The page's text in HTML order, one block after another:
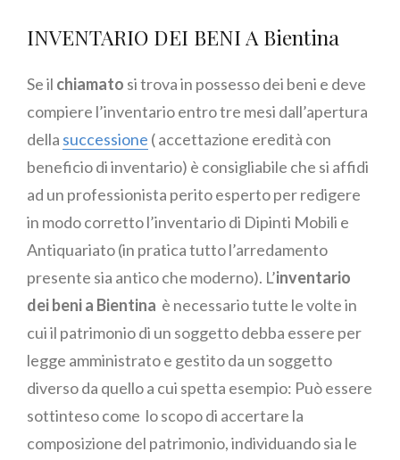
INVENTARIO DEI BENI A Bientina
Se il chiamato si trova in possesso dei beni e deve
compiere l’inventario entro tre mesi dall’apertura
della successione ( accettazione eredità con
beneficio di inventario) è consigliabile che si affidi
ad un professionista perito esperto per redigere
in modo corretto l’inventario di Dipinti Mobili e
Antiquariato (in pratica tutto l’arredamento
presente sia antico che moderno). L’inventario
dei beni a Bientina è necessario tutte le volte in
cui il patrimonio di un soggetto debba essere per
legge amministrato e gestito da un soggetto
diverso da quello a cui spetta esempio: Può essere
sottinteso come lo scopo di accertare la
composizione del patrimonio, individuando sia le